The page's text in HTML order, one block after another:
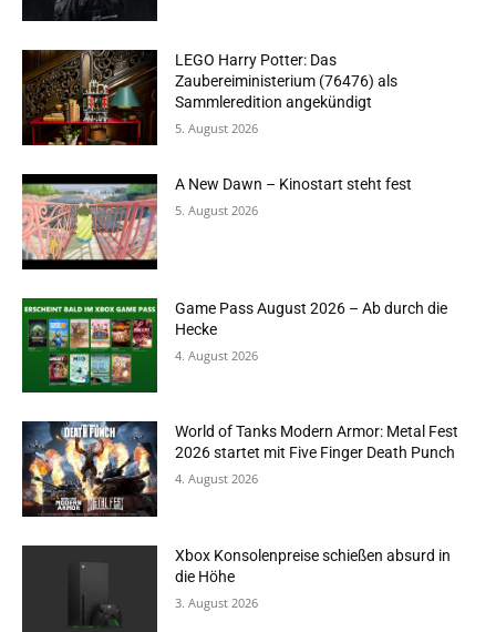
LEGO Harry Potter: Das
Zaubereiministerium (76476) als
Sammleredition angekündigt
5. August 2026
A New Dawn – Kinostart steht fest
5. August 2026
Game Pass August 2026 – Ab durch die
Hecke
4. August 2026
World of Tanks Modern Armor: Metal Fest
2026 startet mit Five Finger Death Punch
4. August 2026
Xbox Konsolenpreise schießen absurd in
die Höhe
3. August 2026